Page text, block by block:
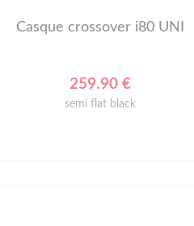
Casque crossover i80 UNI
259.90 €
semi flat black